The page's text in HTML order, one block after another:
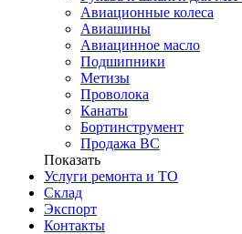
Авиационные колеса
Авиашины
Авиацинное масло
Подшипники
Метизы
Проволока
Канаты
Бортинструмент
Продажа ВС
Показать
Услуги ремонта и ТО
Склад
Экспорт
Контакты